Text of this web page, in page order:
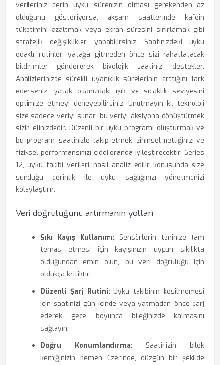
verileriniz derin uyku sürenizin olması gerekenden az
olduğunu gösteriyorsa, akşam saatlerinde kafein
tüketimini azaltmak veya ekran süresini sınırlamak gibi
stratejik değişiklikler yapabilirsiniz. Saatinizdeki uyku
odaklı rutinler, yatağa gitmeden önce sizi rahatlatacak
bildirimler göndererek biyolojik saatinizi destekler.
Analizlerinizde sürekli uyanıklık sürelerinin arttığını fark
ederseniz, yatak odanızdaki ışık ve sıcaklık seviyesini
optimize etmeyi deneyebilirsiniz. Unutmayın ki, teknoloji
size sadece veriyi sunar, bu veriyi aksiyona dönüştürmek
sizin elinizdedir. Düzenli bir uyku programı oluşturmak ve
bu programı saatinizle takip etmek, zihinsel netliğinizi ve
fiziksel performansınızı ciddi oranda iyileştirecektir. Series
12, uyku takibi verileri nasıl analiz edilir konusunda size
sunduğu derinlik ile uyku sağlığınızı yönetmenizi
kolaylaştırır.
Veri doğruluğunu artırmanın yolları
Sıkı Kayış Kullanımı: Sensörlerin teninize tam
temas etmesi için kayışınızın uygun sıkılıkta
olduğundan emin olun, bu veri doğruluğu için
oldukça kritiktir.
Düzenli Şarj Rutini: Uyku takibinin kesilmemesi
için saatinizi gün içinde veya yatmadan önce şarj
ederek gece boyunca bileğinizde kalmasını
sağlayın.
Doğru Konumlandırma: Saatinizin bilek
kemiğinizin hemen üzerinde, düzgün bir şekilde